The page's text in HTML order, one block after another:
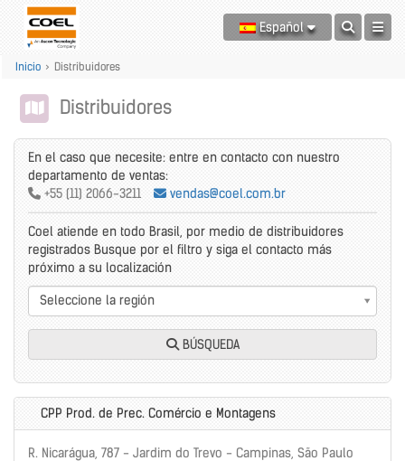
Español
Inicio > Distribuidores
Distribuidores
En el caso que necesite: entre en contacto con nuestro
departamento de ventas:
+55 (11) 2066-3211
vendas@coel.com.br
Coel atiende en todo Brasil, por medio de distribuidores
registrados Busque por el filtro y siga el contacto más
próximo a su localización
Seleccione la región
BÚSQUEDA
CPP Prod. de Prec. Comércio e Montagens
R. Nicarágua, 787 - Jardim do Trevo - Campinas, São Paulo